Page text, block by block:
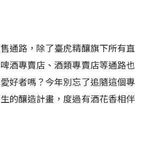
通路，除了臺虎精釀旗下所有直
酒專賣店、酒類專賣店等通路也
好者嗎？今年別忘了追隨這個專
的釀造計畫，度過有酒花香相伴